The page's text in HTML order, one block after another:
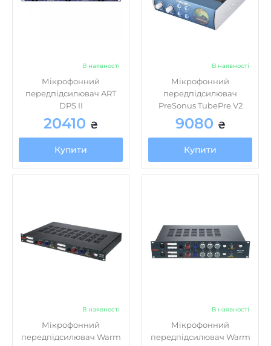
передпідсилювач ART
20410₴
Купити
передпідсилювач
9080₴
Купити
передпідсилювач Warm
65280₴
передпідсилювач Warm
85940₴